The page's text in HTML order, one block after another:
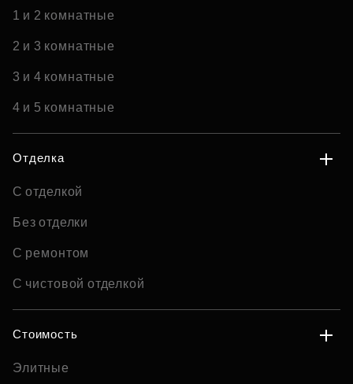
1 и 2 комнатные
2 и 3 комнатные
3 и 4 комнатные
4 и 5 комнатные
Отделка
С отделкой
Без отделки
С ремонтом
С чистовой отделкой
Стоимость
Элитные